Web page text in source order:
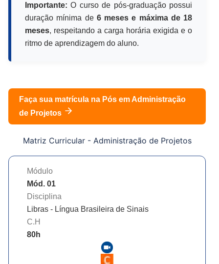
Importante: O curso de pós-graduação possui
duração mínima de 6 meses e máxima de 18
meses, respeitando a carga horária exigida e o
ritmo de aprendizagem do aluno.
Faça sua matrícula na Pós emAdministração
de Projetos
Matriz Curricular - Administração de Projetos
Módulo
Mód. 01
Disciplina
Libras - Língua Brasileira de Sinais
C.H
80h